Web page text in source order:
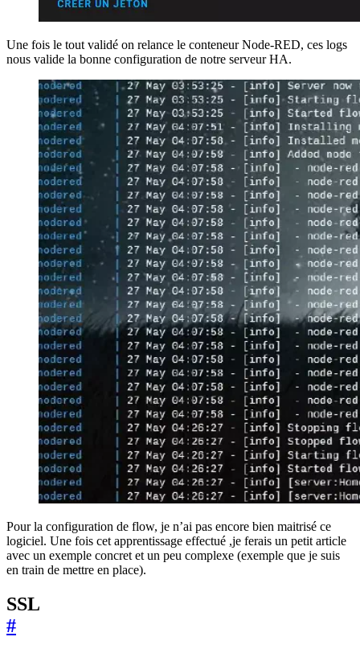
Une fois le tout validé on relance le conteneur Node-RED, ces logs
nous valide la bonne configuration de notre serveur HA.
Pour la configuration de flow, je n’ai pas encore bien maitrisé ce
logiciel. Une fois cet apprentissage effectué ,je ferais un petit article
avec un exemple concret et un peu complexe (exemple que je suis
en train de mettre en place).
SSL
#